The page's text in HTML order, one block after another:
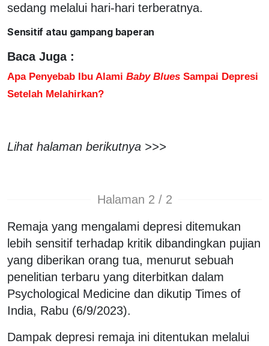
sedang melalui hari-hari terberatnya.
Sensitif atau gampang baperan
Baca Juga :
Apa Penyebab Ibu Alami Baby Blues Sampai Depresi
Setelah Melahirkan?
Lihat halaman berikutnya >>>
Halaman 2 / 2
Remaja yang mengalami depresi ditemukan
lebih sensitif terhadap kritik dibandingkan pujian
yang diberikan orang tua, menurut sebuah
penelitian terbaru yang diterbitkan dalam
Psychological Medicine dan dikutip Times of
India, Rabu (6/9/2023).
Dampak depresi remaja ini ditentukan melalui